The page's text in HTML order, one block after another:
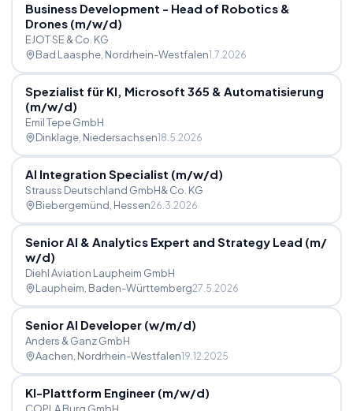
Business Development - Head of Robotics &
Drones (m/w/d)
EJOT SE & Co. KG
Bad Laasphe, Nordrhein-Westfalen1.7.2026
Spezialist für KI, Microsoft 365 & Automatisierung
(m/w/d)
Emil Tepe GmbH
Dinklage, Niedersachsen18.5.2026
AI Integration Specialist (m/w/d)
Strauss Deutschland GmbH& Co. KG
Biebergemünd , Hessen26.3.2026
Senior AI & Analytics Expert and Strategy Lead (m/
w/d)
Diehl Aviation Laupheim GmbH
Laupheim , Baden-Württemberg27.5.2026
Senior AI Developer (w/m/d)
Anders & Ganz GmbH
Aachen , Nordrhein-Westfalen19.12.2025
KI-Plattform Engineer (m/w/d)